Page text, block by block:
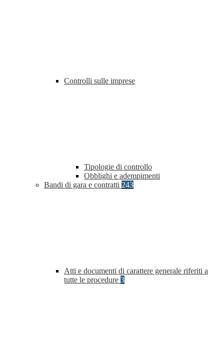
Controlli sulle imprese
Tipologie di controllo
Obblighi e adempimenti
Bandi di gara e contratti 243
Atti e documenti di carattere generale riferiti a
tutte le procedure 3